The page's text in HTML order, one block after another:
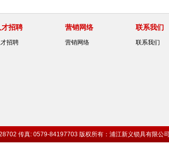
才招聘
才招聘
营销网络
营销网络
联系我们
联系我们
传真: 0579-84197703 版权所有：浦江新义锁具有限公司